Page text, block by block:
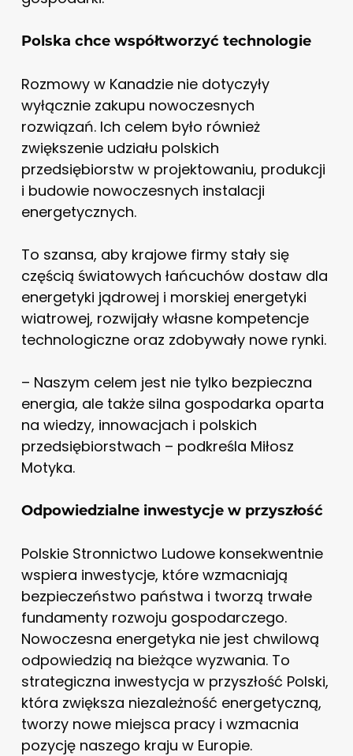
Polska chce współtworzyć technologie
Rozmowy w Kanadzie nie dotyczyły
wyłącznie zakupu nowoczesnych
rozwiązań. Ich celem było również
zwiększenie udziału polskich
przedsiębiorstw w projektowaniu, produkcji
i budowie nowoczesnych instalacji
energetycznych.
To szansa, aby krajowe firmy stały się
częścią światowych łańcuchów dostaw dla
energetyki jądrowej i morskiej energetyki
wiatrowej, rozwijały własne kompetencje
technologiczne oraz zdobywały nowe rynki.
– Naszym celem jest nie tylko bezpieczna
energia, ale także silna gospodarka oparta
na wiedzy, innowacjach i polskich
przedsiębiorstwach – podkreśla Miłosz
Motyka.
Odpowiedzialne inwestycje w przyszłość
Polskie Stronnictwo Ludowe konsekwentnie
wspiera inwestycje, które wzmacniają
bezpieczeństwo państwa i tworzą trwałe
fundamenty rozwoju gospodarczego.
Nowoczesna energetyka nie jest chwilową
odpowiedzią na bieżące wyzwania. To
strategiczna inwestycja w przyszłość Polski,
która zwiększa niezależność energetyczną,
tworzy nowe miejsca pracy i wzmacnia
pozycję naszego kraju w Europie.